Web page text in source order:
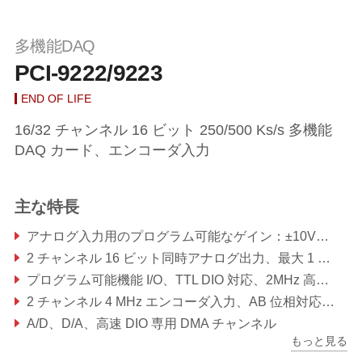
多機能DAQ
PCI-9222/9223
END OF LIFE
16/32 チャンネル 16 ビット 250/500 Ks/s 多機能
DAQ カード、エンコーダ入力
主な特長
アナログ入力用のプログラム可能なゲイン：±10V、±5V、±2.5V、±2V、±1V、±500mV、±250mV
2 チャンネル 16 ビット同時アナログ出力、最大 1 MS/s の更新レート対応
プログラム可能機能 I/O、TTL DIO 対応、2MHz 高速 DIO、タイマ/カウンタ、PWM 出力
2 チャンネル 4 MHz エンコーダ入力、AB 位相対応、CW/CCW
A/D、D/A、高速 DIO 専用 DMA チャンネル
A/D、D/A、高速 DIO 向け外部デジタルトリガもっと見る